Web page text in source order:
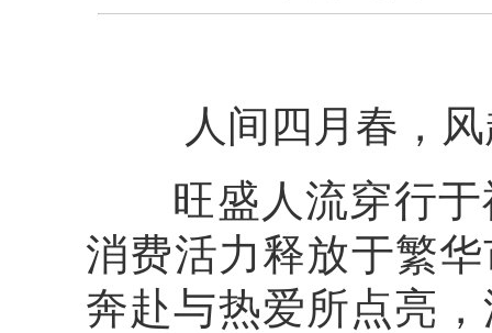
人间四月春，
旺盛人流穿行于
消费活力释放于繁
奔赴与热爱所点亮